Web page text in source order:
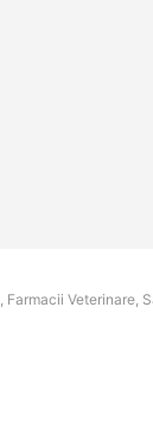
Farmacii Veterinare,